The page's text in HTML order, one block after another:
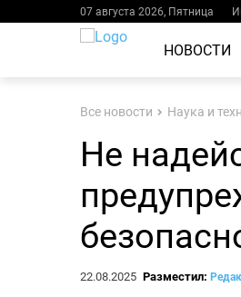
07 августа 2026, Пятница
НОВОСТИ
Все новости Наука и
Не
22.08.2025 Разместил: